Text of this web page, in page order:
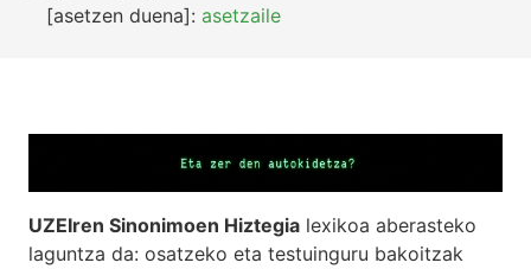
[asetzen duena]:asetzaile
UZEIren Sinonimoen Hiztegia lexikoa aberasteko
laguntza da: osatzeko eta testuinguru bakoitzak